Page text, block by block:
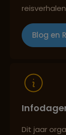
Reizen
Blog en
Dit jaar